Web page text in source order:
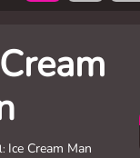
Ice Cream Man